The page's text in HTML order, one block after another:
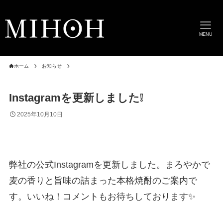
MENU
ホーム お知らせ
Instagramを更新しました❕
2025年10月10日
弊社の公式Instagramを更新しました。まろやかで
麦の香りと旨味の詰まった本格焼酎のご案内で
す。いいね！コメントもお待ちしております✨